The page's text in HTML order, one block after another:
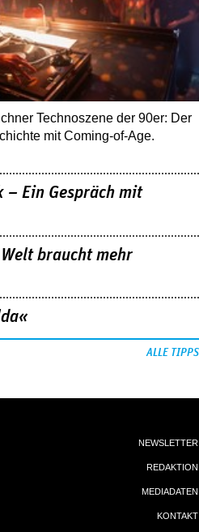
Technoszene der 90er: Der
mit Coming-of-Age.
– Ein Gespräch mit
braucht mehr
ALLE TIPPS
NEWSLETTER
REDAKTION
MEDIADATEN
KONTAKT